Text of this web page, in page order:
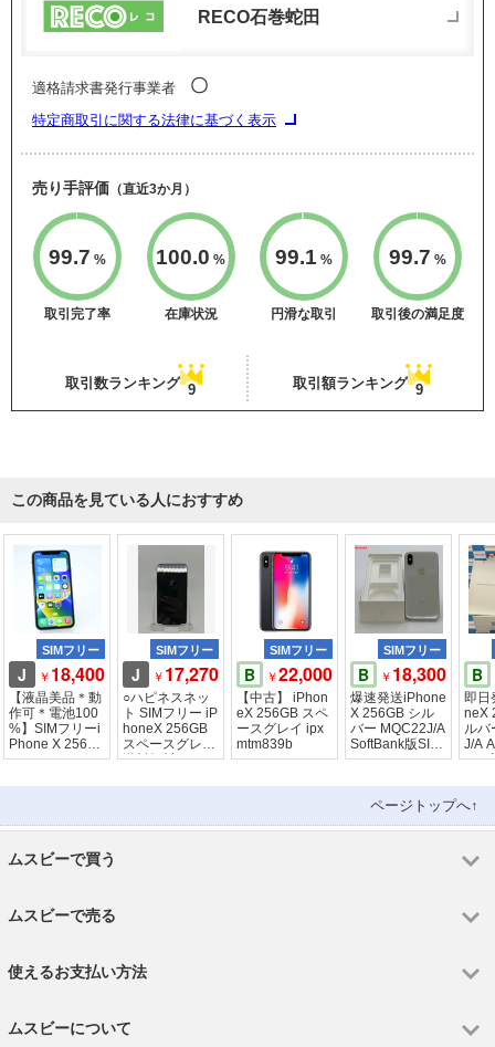
RECO石巻蛇田
適格請求書発行事業者 〇
特定商取引に関する法律に基づく表示
売り手評価 （直近3か月）
99.7 %
取引完了率
100.0 %
在庫状況
99.1 %
円滑な取引
99.7 %
取引後の満足度
取引数ランキング 9 取引額ランキング 9
この商品を見ている人におすすめ
SIMフリー
J ￥18,400
【液晶美品＊動
作可＊電池100
%】SIMフリーi
Phone X 256G
B スペースグレ
SIMフリー
J ￥17,270
○ハピネスネッ
ト SIMフリー iP
honeX 256GB
スペースグレイ
送料無料
SIMフリー
B ￥22,000
【中古】 iPhon
eX 256GB スペ
ースグレイ ipx
mtm839b
SIMフリー
B ￥18,300
爆速発送iPhone
X 256GB シル
バー MQC22J/A
SoftBank版SIM
フリー
B
即日
neX
ルバ
J/A
リー
ページトップへ↑
ムスビーで買う
ムスビーで売る
使えるお支払い方法
ムスビーについて